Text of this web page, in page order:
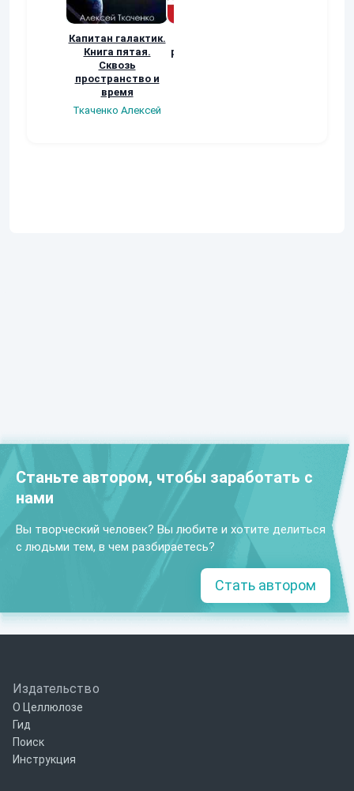
Капитан галактик.
Книга пятая.
Сквозь
пространство и
время
Ткаченко Алексей
рубеже. Отыгрыш
Станьте автором, чтобы заработать с
нами
Вы творческий человек? Вы любите и хотите делиться
с людьми тем, в чем разбираетесь?
Стать автором
Издательство
О Целлюлозе
Гид
Поиск
Инструкция